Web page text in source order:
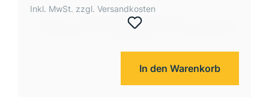
Inkl. MwSt. zzgl. Versandkosten
In den Warenkorb